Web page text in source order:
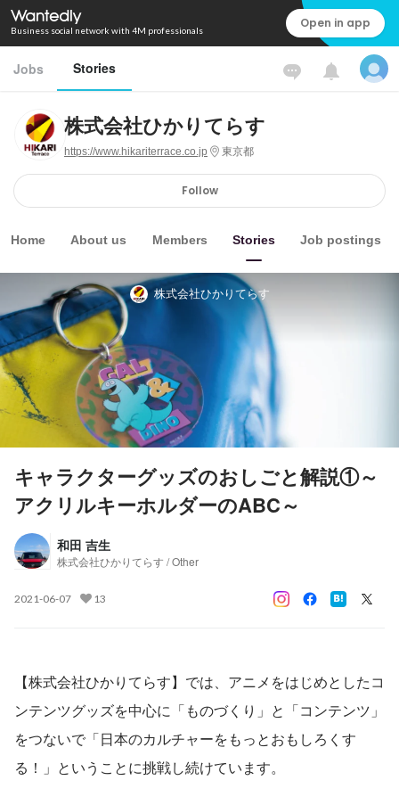
Business social network with 4M professionals Open in app
Jobs Stories
株式会社ひかりてらす
https://www.hikariterrace.co.jp 東京都
Follow
Home About us Members Stories Job postings
株式会社ひかりてらす
キャラクターグッズのおしごと解説①～
アクリルキーホルダーのABC～
和田 吉生
株式会社ひかりてらす / Other
2021-06-07 13
【株式会社ひかりてらす】では、アニメをはじめとしたコ
ンテンツグッズを中心に「ものづくり」と「コンテンツ」
をつないで「日本のカルチャーをもっとおもしろくす
る！」ということに挑戦し続けています。